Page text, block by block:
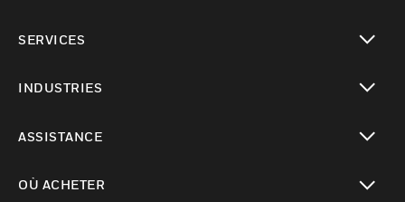
SERVICES
INDUSTRIES
ASSISTANCE
OÙ ACHETER